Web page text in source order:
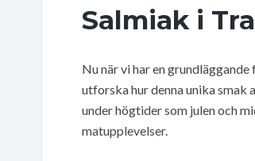
Salmiak i
Nu när vi har en
utforska hur denna unika smak
under högtider som julen och
matupplevelser.